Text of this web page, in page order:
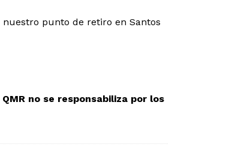
nuestro punto de retiro en Santos
no se responsabiliza por los